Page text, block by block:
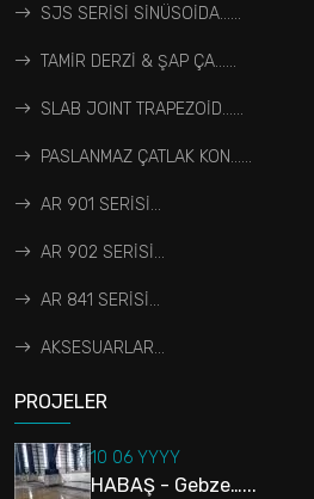
SJS SERİSİ SİNÜSOİDA…...
TAMİR DERZİ & ŞAP ÇA…...
SLAB JOINT TRAPEZOİD…...
PASLANMAZ ÇATLAK KON…...
AR 901 SERİSİ...
AR 902 SERİSİ...
AR 841 SERİSİ...
AKSESUARLAR...
PROJELER
10 06 YYYY
HABAŞ - Gebze…...